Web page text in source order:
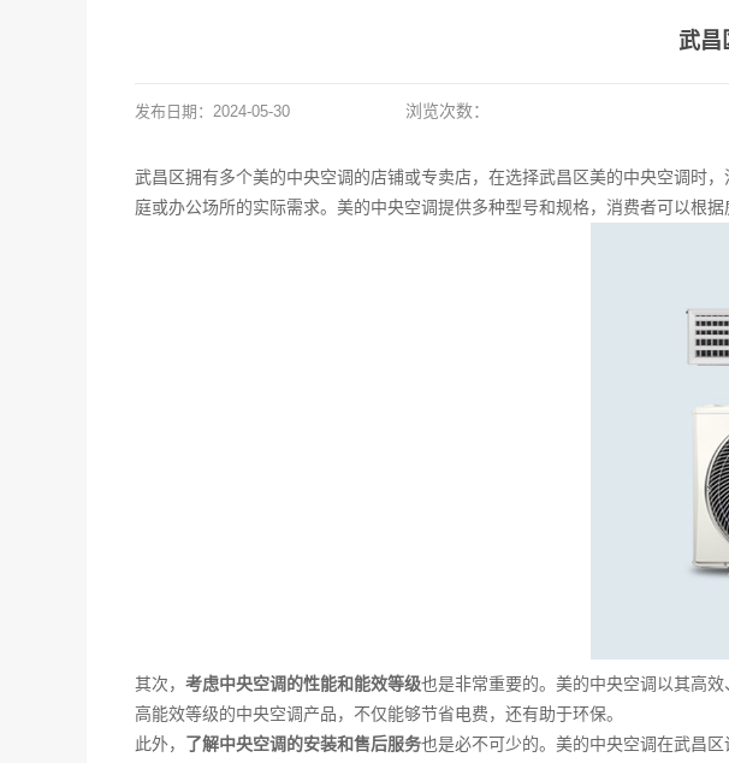
武昌
发布日期： 2024-05-30 浏览次数：
武昌区拥有多个美的中央空调的店铺或专卖店，在选择武昌区美的中央空调时，
庭或办公场所的实际需求。美的中央空调提供多种型号和规格，消费者可以根
其次， 考虑中央空调的性能和能效等级也是非常重要的。美的中央空调以其高
高能效等级的中央空调产品，不仅能够节省电费，还有助于环保。
此外， 了解中央空调的安装和售后服务也是必不可少的。美的中央空调在武昌